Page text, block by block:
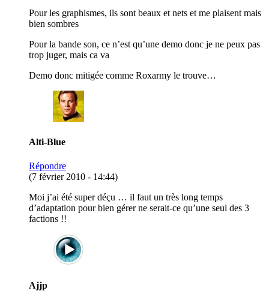
Pour les graphismes, ils sont beaux et nets et me plaisent mais
bien sombres
Pour la bande son, ce n’est qu’une demo donc je ne peux pas
trop juger, mais ca va
Demo donc mitigée comme Roxarmy le trouve…
Alti-Blue
Répondre
(7 février 2010 - 14:44)
Moi j’ai été super déçu … il faut un très long temps
d’adaptation pour bien gérer ne serait-ce qu’une seul des 3
factions !!
Ajjp